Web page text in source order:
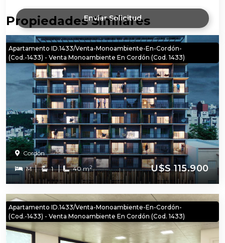
Enviar Solicitud
Propiedades Similares
Apartamento ID.1433/Venta-Monoambiente-En-Cordón-
(Cod.-1433) - Venta Monoambiente En Cordón (Cod. 1433)
Cordón
M 1 40 m2 U$S 115.900
Apartamento ID.1433/Venta-Monoambiente-En-Cordón-
(Cod.-1433) - Venta Monoambiente En Cordón (Cod. 1433)